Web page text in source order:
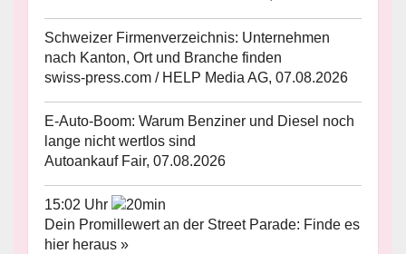
Schweizer Firmenverzeichnis: Unternehmen
nach Kanton, Ort und Branche finden
swiss-press.com / HELP Media AG, 07.08.2026
E-Auto-Boom: Warum Benziner und Diesel noch
lange nicht wertlos sind
Autoankauf Fair, 07.08.2026
15:02 Uhr
Dein Promillewert an der Street Parade: Finde es
hier heraus »